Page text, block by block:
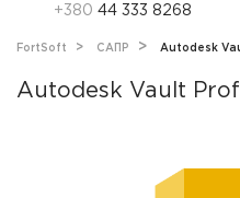
+380 44 333 8268
FortSoft САПР Autodesk
Autodesk Vault